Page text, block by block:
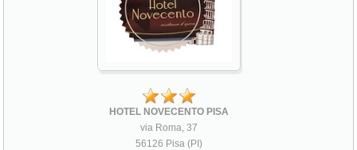
HOTEL NOVECENTO PISA
via Roma, 37
56126 Pisa (PI)